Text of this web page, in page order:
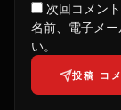
次回コメン
名前、電子メ
い。
投稿 コ